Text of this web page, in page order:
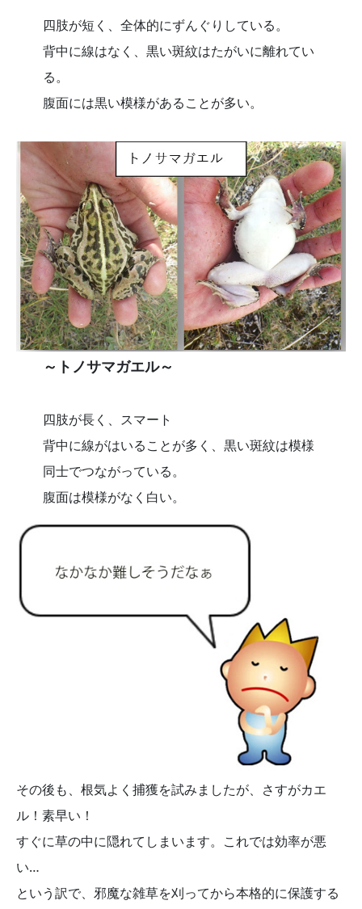
四肢が短く、全体的にずんぐりしている。
背中に線はなく、黒い斑紋はたがいに離れてい
る。
腹面には黒い模様があることが多い。
～トノサマガエル～
四肢が長く、スマート
背中に線がはいることが多く、黒い斑紋は模様
同士でつながっている。
腹面は模様がなく白い。
その後も、根気よく捕獲を試みましたが、さすがカエ
ル！素早い！
すぐに草の中に隠れてしまいます。これでは効率が悪
い…
という訳で、邪魔な雑草を刈ってから本格的に保護する